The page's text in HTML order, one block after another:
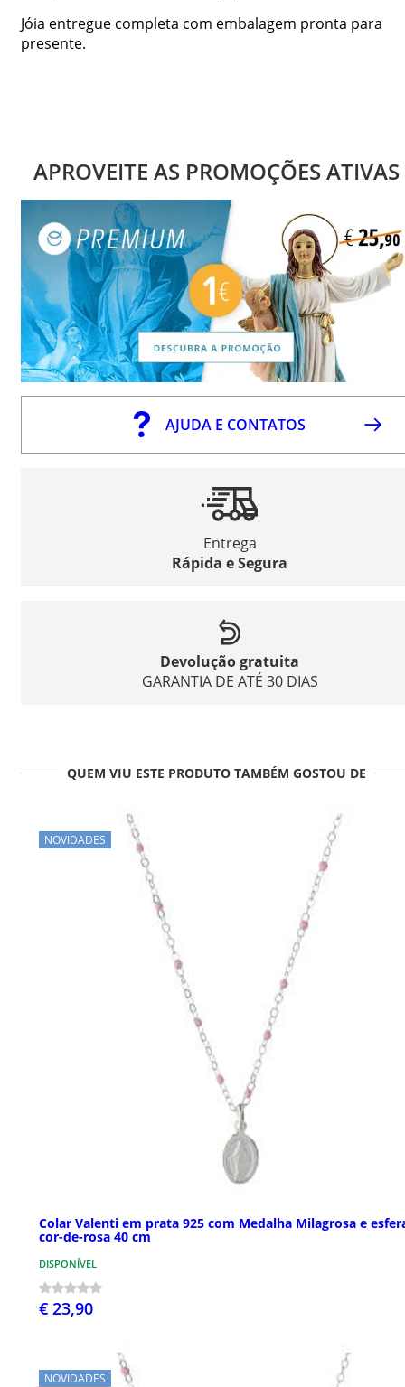
Jóia entregue completa com embalagem pronta para
presente.
APROVEITE AS PROMOÇÕES ATIVAS
AJUDA E CONTATOS
Entrega
Rápida e Segura
Devolução gratuita
GARANTIA DE ATÉ 30 DIAS
QUEM VIU ESTE PRODUTO TAMBÉM GOSTOU DE
NOVIDADES
Colar Valenti em prata 925 com Medalha Milagrosa e
cor-de-rosa 40 cm
DISPONÍVEL
€ 23,90
NOVIDADES